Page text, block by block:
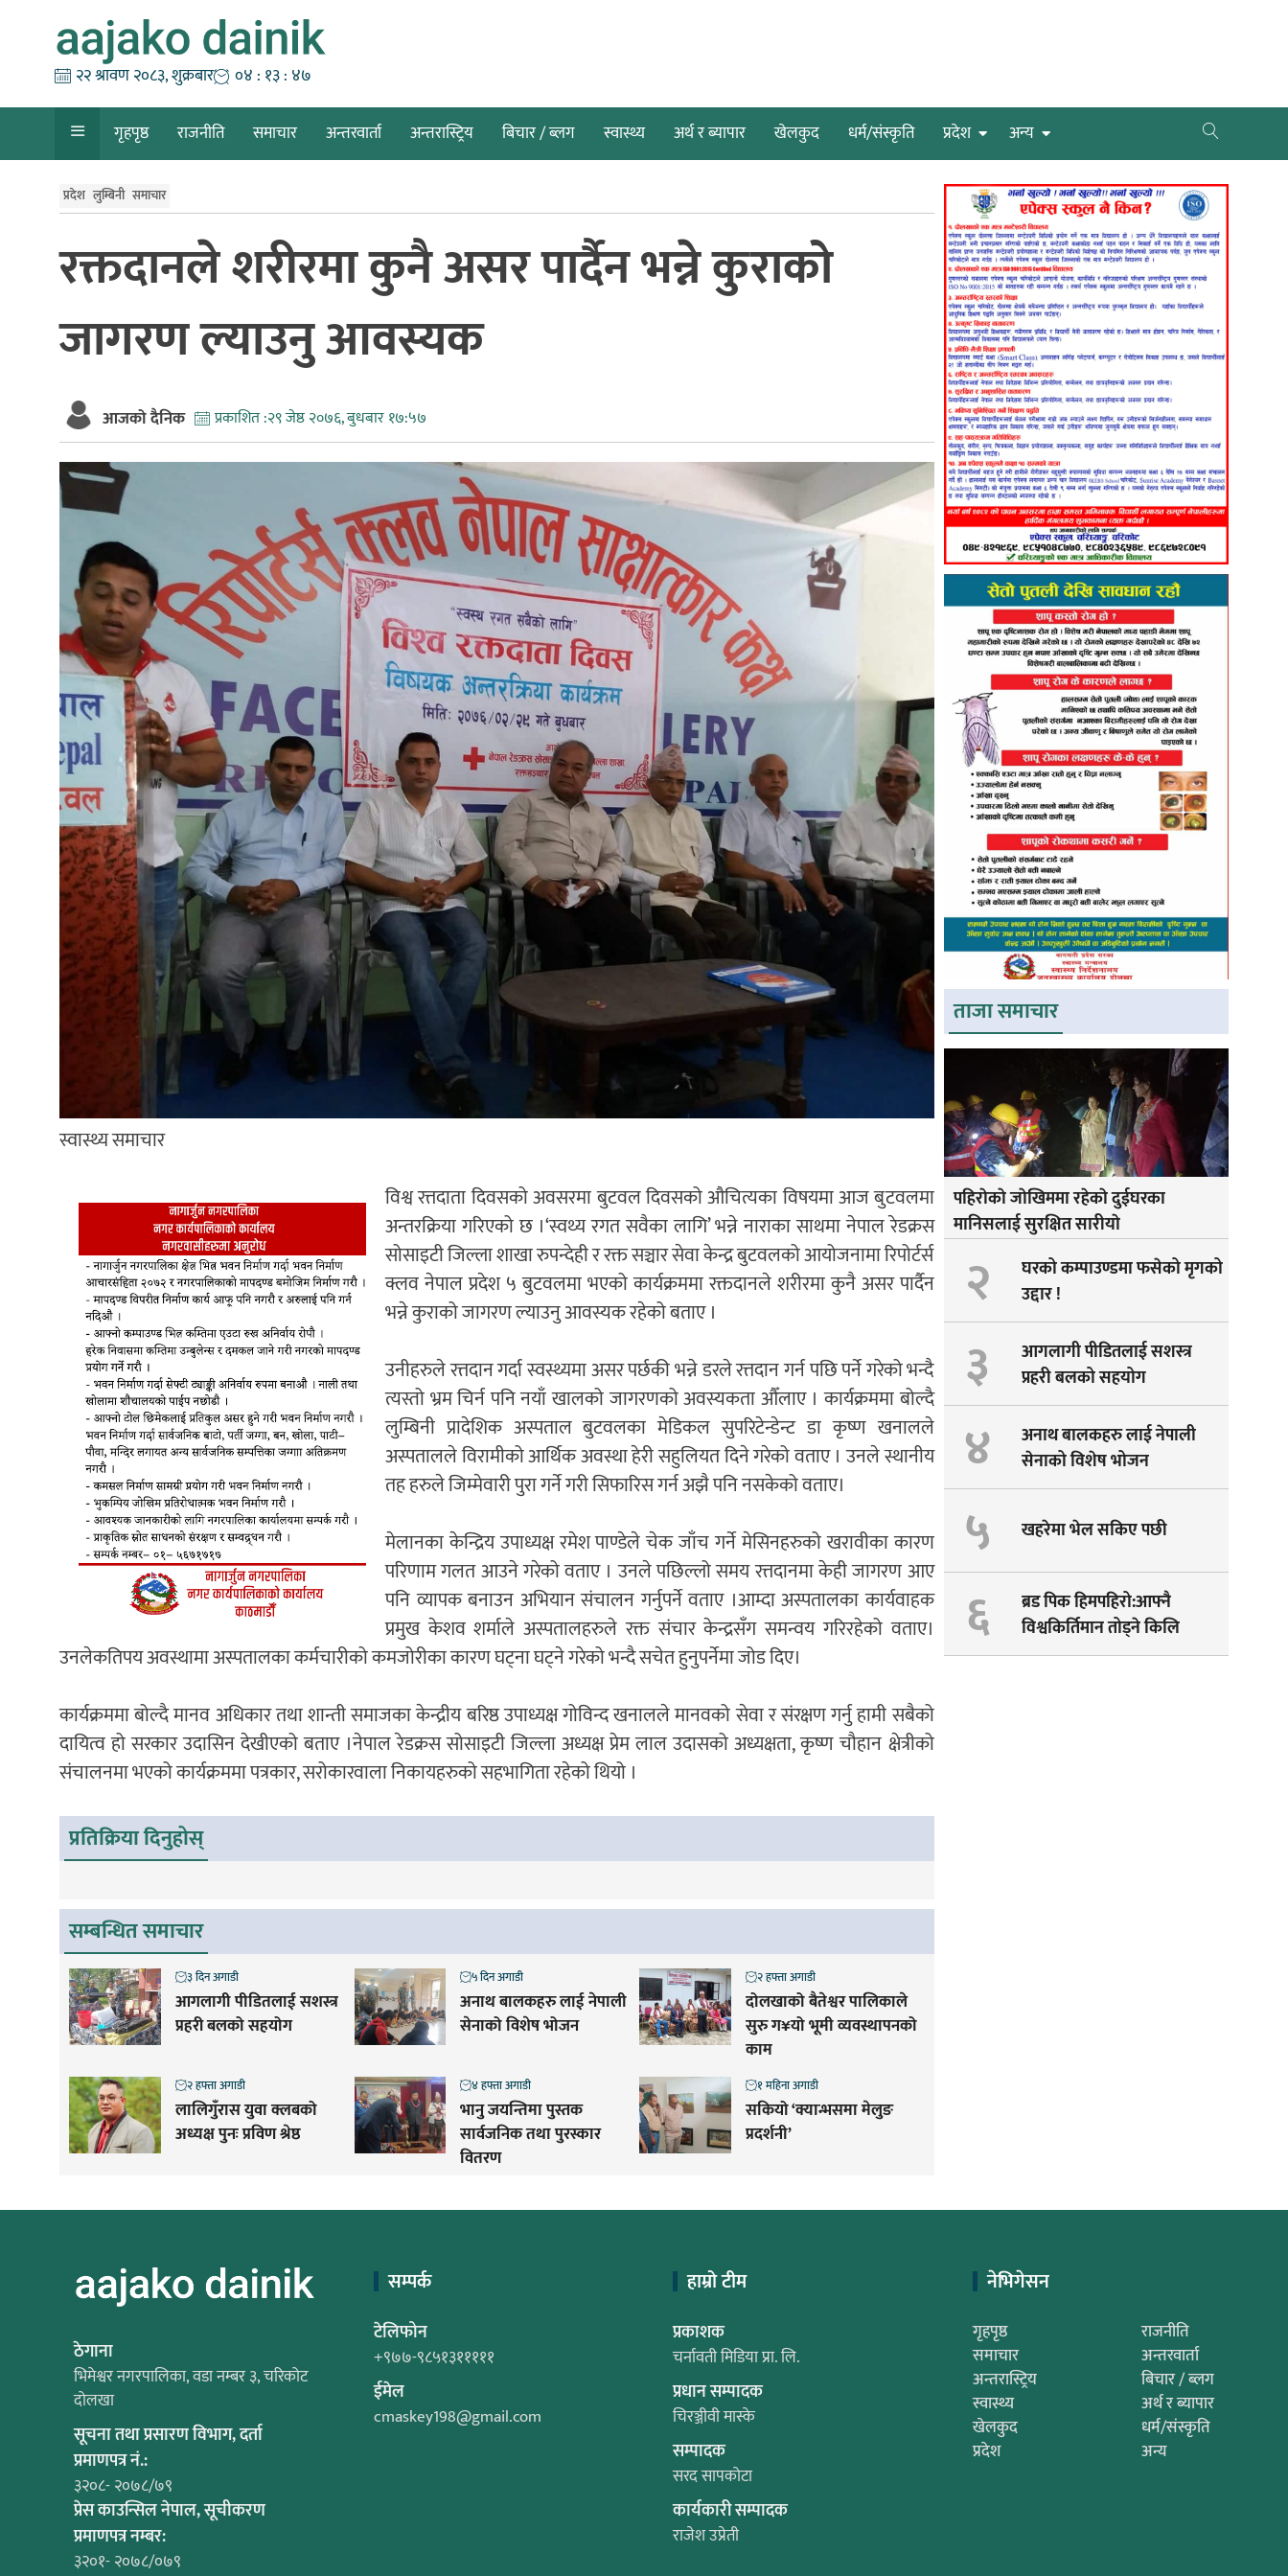
२२ श्रावण २०८३, शुक्रबार ०४ : १३ : ४८
गृहपृष्ठ राजनीति समाचार अन्तरवार्ता अन्तरास्ट्रिय बिचार / ब्लग स्वास्थ्य अर्थ र ब्यापार खेलकुद धर्म/संस्कृति प्रदेश अन्य
प्रदेश लुम्बिनी समाचार
रक्तदानले शरीरमा कुनै असर पार्दैन भन्ने कुराको
जागरण ल्याउनु आवस्यक
आजको दैनिक प्रकाशित :२९ जेष्ठ २०७६, बुधबार १७:५७
स्वास्थ्य समाचार
विश्व रत्तदाता दिवसको अवसरमा बुटवल दिवसको औचित्यका विषयमा आज बुटवलमा
अन्तरक्रिया गरिएको छ ।‘स्वथ्य रगत सवैका लागि’ भन्ने नाराका साथमा नेपाल रेडक्रस
सोसाइटी जिल्ला शाखा रुपन्देही र रक्त सञ्चार सेवा केन्द्र बुटवलको आयोजनामा रिपोर्टर्स
क्लव नेपाल प्रदेश ५ बुटवलमा भएको कार्यक्रममा रक्तदानले शरीरमा कुनै असर पार्दैन
भन्ने कुराको जागरण ल्याउनु आवस्यक रहेको बताए ।
उनीहरुले रत्तदान गर्दा स्वस्थ्यमा असर पर्छकी भन्ने डरले रत्तदान गर्न पछि पर्ने गरेको भन्दै
त्यस्तो भ्रम चिर्न पनि नयाँ खालको जागरणको अवस्यकता औँलाए । कार्यक्रममा बोल्दै
लुम्बिनी प्रादेशिक अस्पताल बुटवलका मेडिकल सुपरिटेन्डेन्ट डा कृष्ण खनालले
अस्पतालले विरामीको आर्थिक अवस्था हेरी सहुलियत दिने गरेको वताए । उनले स्थानीय
तह हरुले जिम्मेवारी पुरा गर्ने गरी सिफारिस गर्न अझै पनि नसकेको वताए।
मेलानका केन्द्रिय उपाध्यक्ष रमेश पाण्डेले चेक जाँच गर्ने मेसिनहरुको खरावीका कारण
परिणाम गलत आउने गरेको वताए । उनले पछिल्लो समय रत्तदानमा केही जागरण आए
पनि व्यापक बनाउन अभियान संचालन गर्नुपर्ने वताए ।आम्दा अस्पतालका कार्यवाहक
प्रमुख केशव शर्माले अस्पतालहरुले रक्त संचार केन्द्रसँग समन्वय गरिरहेको वताए।
उनलेकतिपय अवस्थामा अस्पतालका कर्मचारीको कमजोरीका कारण घट्ना घट्ने गरेको भन्दै सचेत हुनुपर्नेमा जोड दिए।
कार्यक्रममा बोल्दै मानव अधिकार तथा शान्ती समाजका केन्द्रीय बरिष्ठ उपाध्यक्ष गोविन्द खनालले मानवको सेवा र संरक्षण गर्नु हामी सबैको
दायित्व हो सरकार उदासिन देखीएको बताए ।नेपाल रेडक्रस सोसाइटी जिल्ला अध्यक्ष प्रेम लाल उदासको अध्यक्षता, कृष्ण चौहान क्षेत्रीको
संचालनमा भएको कार्यक्रममा पत्रकार, सरोकारवाला निकायहरुको सहभागिता रहेको थियो ।
प्रतिक्रिया दिनुहोस्
सम्बन्धित समाचार
आगलागी पीडितलाई सशस्त्र
प्रहरी बलको सहयोग
३ दिन अगाडी
अनाथ बालकहरु लाई नेपाली
सेनाको विशेष भोजन
५ दिन अगाडी
दोलखाको बैतेश्वर पालिकाले
सुरु ग¥यो भूमी व्यवस्थापनको
काम
२ हफ्ता अगाडी
लालिगुँरास युवा क्लबको
अध्यक्ष पुनः प्रविण श्रेष्ठ
२ हफ्ता अगाडी
भानु जयन्तिमा पुस्तक
सार्वजनिक तथा पुरस्कार
वितरण
४ हफ्ता अगाडी
सकियो ‘क्यान्भसमा मेलुङ
प्रदर्शनी’
१ महिना अगाडी
ताजा समाचार
पहिराेकाे जाेखिममा रहेकाे दुईघरका
मानिसलाई सुरक्षित सारीयाे
२
घरको कम्पाउण्डमा फसेको मृगको
उद्दार !
३
आगलागी पीडितलाई सशस्त्र
प्रहरी बलको सहयोग
४
अनाथ बालकहरु लाई नेपाली
सेनाको विशेष भोजन
५ खहरेमा भेल सकिए पछी
६
ब्रड पिक हिमपहिरो:आफ्नै
विश्वकिर्तिमान तोड्ने किलि
पेम्बाको सपना अधुरै !
ठेगाना
भिमेश्वर नगरपालिका, वडा नम्बर ३, चरिकोट
दोलखा
सूचना तथा प्रसारण विभाग, दर्ता
प्रमाणपत्र नं.:
३२०८- २०७८/७९
प्रेस काउन्सिल नेपाल, सूचीकरण
प्रमाणपत्र नम्बर:
३२०१- २०७८/०७९
सम्पर्क
टेलिफोन
+९७७-९८५१३१११११
ईमेल
cmaskey198@gmail.com
हाम्रो टीम
प्रकाशक
चर्नावती मिडिया प्रा. लि.
प्रधान सम्पादक
चिरञ्जीवी मास्के
सम्पादक
सरद सापकोटा
कार्यकारी सम्पादक
राजेश उप्रेती
नेभिगेसन
गृहपृष्ठ
राजनीति
समाचार
अन्तरवार्ता
अन्तरास्ट्रिय
बिचार / ब्लग
स्वास्थ्य
अर्थ र ब्यापार
खेलकुद
धर्म/संस्कृति
प्रदेश
अन्य